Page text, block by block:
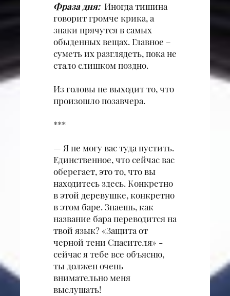
Фраза дня: Иногда тишина
говорит громче крика, а
знаки прячутся в самых
обыденных вещах. Главное –
суметь их разглядеть, пока не
стало слишком поздно.
Из головы не выходит то, что
произошло позавчера.
***
— Я не могу вас туда пустить.
Единственное, что сейчас вас
оберегает, это то, что вы
находитесь здесь. Конкретно
в этой деревушке, конкретно
в этом баре. Знаешь, как
название бара переводится на
твой язык? «Защита от
черной тени Спасителя» -
сейчас я тебе все объясню,
ты должен очень
внимательно меня
выслушать!